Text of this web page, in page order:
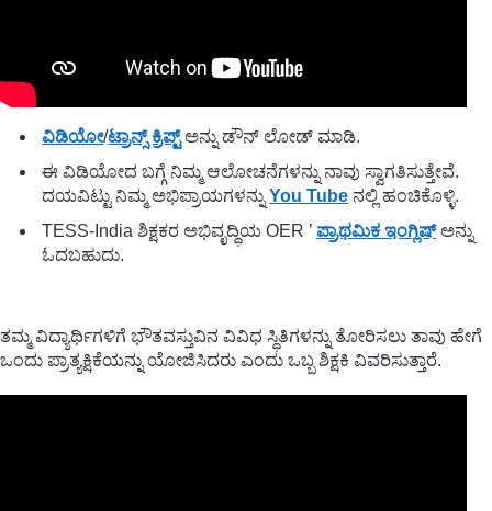
ವಿಡಿಯೋ/ಟ್ರಾನ್ಸ್ ಕ್ರಿಪ್ಟ್ಅನ್ನು ಡೌನ್ ಲೋಡ್ ಮಾಡಿ.
ಈ ವಿಡಿಯೋದ ಬಗ್ಗೆ ನಿಮ್ಮ ಆಲೋಚನೆಗಳನ್ನು ನಾವು ಸ್ವಾಗತಿಸುತ್ತೇವೆ.
ದಯವಿಟ್ಟು ನಿಮ್ಮ ಅಭಿಪ್ರಾಯಗಳನ್ನುYou Tube ನಲ್ಲಿ ಹಂಚಿಕೊಳ್ಳಿ.
TESS-India ಶಿಕ್ಷಕರ ಅಭಿವೃದ್ಧಿಯ OER ’ ಪ್ರಾಥಮಿಕ ಇಂಗ್ಲಿಷ್ಅನ್ನು
ಓದಬಹುದು.
ತಮ್ಮ ವಿದ್ಯಾರ್ಥಿಗಳಿಗೆ ಭೌತವಸ್ತುವಿನ ವಿವಿಧ ಸ್ಥಿತಿಗಳನ್ನು ತೋರಿಸಲು ತಾವು ಹೇಗೆ
ಒಂದು ಪ್ರಾತ್ಯಕ್ಷಿಕೆಯನ್ನು ಯೋಜಿಸಿದರು ಎಂದು ಒಬ್ಬ ಶಿಕ್ಷಕಿ ವಿವರಿಸುತ್ತಾರೆ.